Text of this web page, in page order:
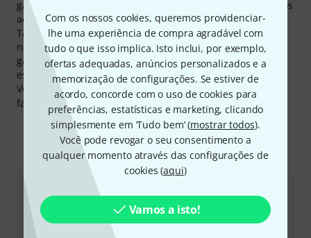
Com os nossos cookies, queremos providenciar-
lhe uma experiência de compra agradável com
tudo o que isso implica. Isto inclui, por exemplo,
ofertas adequadas, anúncios personalizados e a
memorização de configurações. Se estiver de
acordo, concorde com o uso de cookies para
preferências, estatísticas e marketing, clicando
simplesmente em ‘Tudo bem’ (mostrar todos).
Você pode revogar o seu consentimento a
qualquer momento através das configurações de
cookies (aqui)
Vamos a isto!
garantia para os nossos clientes por um ano e concedemos
aos nossos clientes três anos completos de garantia.
Também aos produtos de Manhasset lhe concedemos a
nossa garantia 30-dias-devolução-do-dinheiro, 3 anos de
garantia e muito mais serviços adicionais como
especialistas competentes, serviços no local e muito mais.
Você pode encontrar mais informações acerca do
fabricante em http://www.manhasset-specialty.com
Eis como pode contactar-nos
Atendimento ao Cliente Portugal